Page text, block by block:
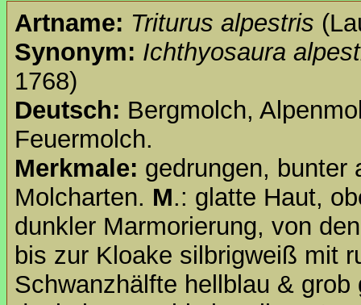
Artname: Triturus alpestris
Synonym: Ichthyosaura
1768)
Deutsch: Bergmolch,
Feuermolch.
Merkmale: gedrungen, bunter
Molcharten. M.: glatte Haut,
dunkler Marmorierung, von
bis zur Kloake silbrigweiß mit
Schwanzhälfte hellblau &